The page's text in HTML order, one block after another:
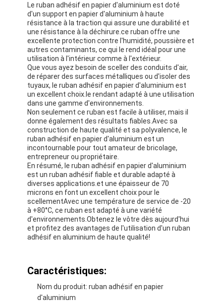
Le ruban adhésif en papier d'aluminium est doté
d'un support en papier d'aluminium à haute
résistance à la traction qui assure une durabilité et
une résistance à la déchirure.ce ruban offre une
excellente protection contre l'humidité, poussière et
autres contaminants, ce qui le rend idéal pour une
utilisation à l'intérieur comme à l'extérieur.
Que vous ayez besoin de sceller des conduits d'air,
de réparer des surfaces métalliques ou d'isoler des
tuyaux, le ruban adhésif en papier d'aluminium est
un excellent choix.le rendant adapté à une utilisation
dans une gamme d'environnements.
Non seulement ce ruban est facile à utiliser, mais il
donne également des résultats fiables.Avec sa
construction de haute qualité et sa polyvalence, le
ruban adhésif en papier d'aluminium est un
incontournable pour tout amateur de bricolage,
entrepreneur ou propriétaire.
En résumé, le ruban adhésif en papier d'aluminium
est un ruban adhésif fiable et durable adapté à
diverses applications.et une épaisseur de 70
microns en font un excellent choix pour le
scellementAvec une température de service de -20
à +80°C, ce ruban est adapté à une variété
d'environnements.Obtenez le vôtre dès aujourd'hui
et profitez des avantages de l'utilisation d'un ruban
adhésif en aluminium de haute qualité!
Caractéristiques:
Nom du produit: ruban adhésif en papier
d'aluminium